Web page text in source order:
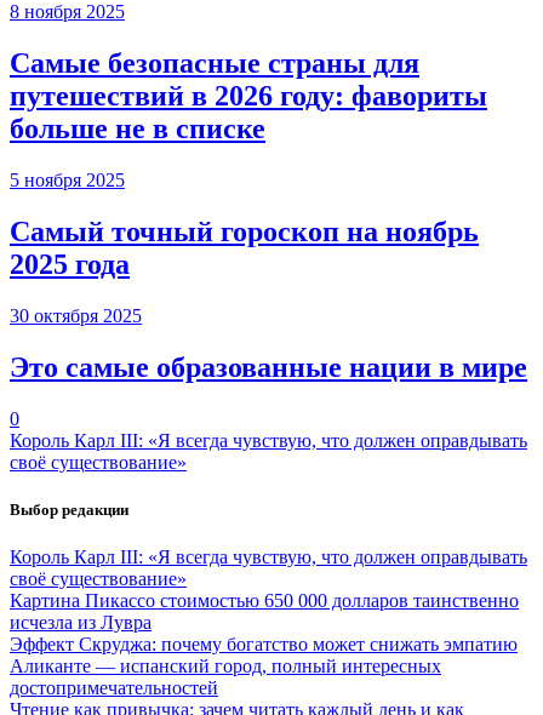
8 ноября 2025
Самые безопасные страны для
путешествий в 2026 году: фавориты
больше не в списке
5 ноября 2025
Самый точный гороскоп на ноябрь
2025 года
30 октября 2025
Это самые образованные нации в мире
0
Король Карл III: «Я всегда чувствую, что должен оправдывать
своё существование»
Выбор редакции
Король Карл III: «Я всегда чувствую, что должен оправдывать
своё существование»
Картина Пикассо стоимостью 650 000 долларов таинственно
исчезла из Лувра
Эффект Скруджа: почему богатство может снижать эмпатию
Аликанте — испанский город, полный интересных
достопримечательностей
Чтение как привычка: зачем читать каждый день и как